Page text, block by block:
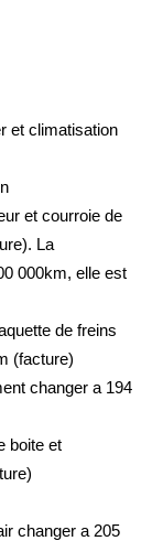
et climatisation
et courroie de
La
000km, elle est
de freins
(facture)
changer a 194
boite et
changer a 205